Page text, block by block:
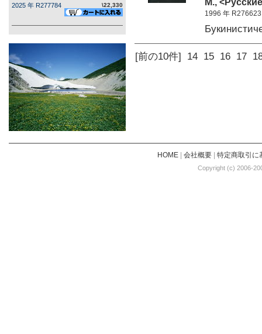
2025 年 R277784
\22,330
1996 年 R276623
[前の10件] 14 15 16 17
HOME| 会社概要| 特定商取引に
Copyright (c) 2006-